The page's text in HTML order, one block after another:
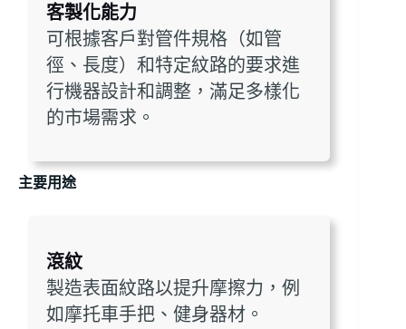
客製化能力
可根據客戶對管件規格（如管
徑、長度）和特定紋路的要求進
行機器設計和調整，滿足多樣化
的市場需求。
主要用途
滾紋
製造表面紋路以提升摩擦力，例
如摩托車手把、健身器材。